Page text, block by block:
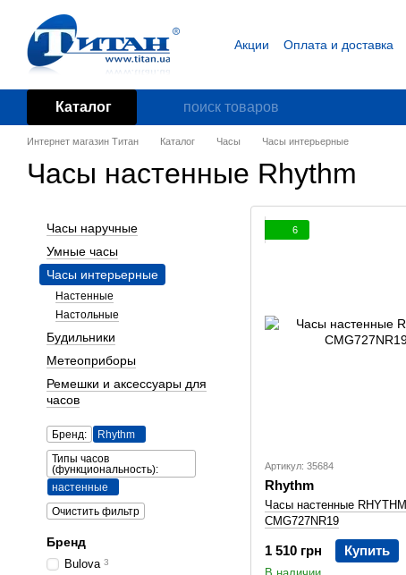
Перейти к основному контенту
Акции Оплата и доставка
Каталог
Интернет магазин Титан Каталог Часы Часы интерьерные
Часы настенные Rhythm
6
Артикул: 35684
Rhythm
Часы настенные RHYTHM
CMG727NR19
1 510 грн Купить
Часы наручные
Умные часы
Часы интерьерные
Настенные
Настольные
Будильники
Метеоприборы
Ремешки и аксессуары для
часов
Бренд:
Rhythm
Типы часов
(функциональность):
настенные
Очистить фильтр
Бренд
Bulova 3